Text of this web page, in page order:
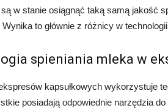
są w stanie osiągnąć taką samą jakość
to głównie z różnicy w
spieniania mleka w
kapsułkowych wykorzystuje
posiadają odpowiednie narzędzia